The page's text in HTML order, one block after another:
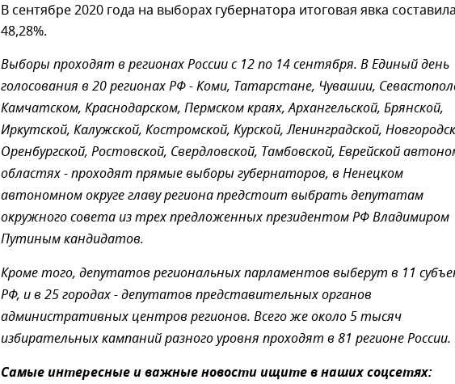
В сентябре 2020 года на выборах губернатора итоговая явка
48,28%.
Выборы проходят в регионах России с 12 по 14 сентября. В Единый день
голосования в 20 регионах РФ - Коми, Татарстане, Чувашии,
Камчатском, Краснодарском, Пермском краях, Архангельской, Брянской,
Иркутской, Калужской, Костромской, Курской, Ленинградской,
Оренбургской, Ростовской, Свердловской, Тамбовской, Еврейской
областях - проходят прямые выборы губернаторов, в Ненецком
автономном округе главу региона предстоит выбрать депутатам
окружного совета из трех предложенных президентом РФ Владимиром
Путиным кандидатов.
Кроме того, депутатов региональных парламентов выберут в 11
РФ, и в 25 городах - депутатов представительных органов
административных центров регионов. Всего же около 5 тысяч
избирательных кампаний разного уровня проходят в 81 регионе России.
Самые интересные и важные новости ищите в наших соцсетях: